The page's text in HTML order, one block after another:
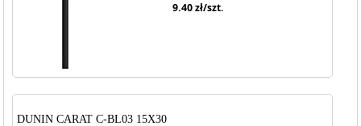
9.40zł/szt.
DUNIN CARAT C-BL03 15X30